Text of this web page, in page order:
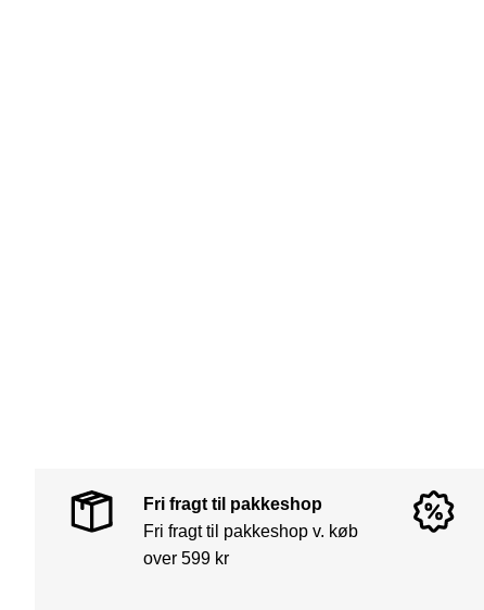
Fri fragt til pakkeshop
Fri fragt til pakkeshop v. køb
over 599 kr